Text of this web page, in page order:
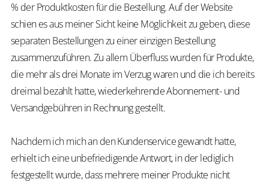
% der Produktkosten für die Bestellung. Auf der Website
schien es aus meiner Sicht keine Möglichkeit zu geben, diese
separaten Bestellungen zu einer einzigen Bestellung
zusammenzuführen. Zu allem Überfluss wurden für Produkte,
die mehr als drei Monate im Verzug waren und die ich bereits
dreimal bezahlt hatte, wiederkehrende Abonnement- und
Versandgebühren in Rechnung gestellt.
Nachdem ich mich an den Kundenservice gewandt hatte,
erhielt ich eine unbefriedigende Antwort, in der lediglich
festgestellt wurde, dass mehrere meiner Produkte nicht